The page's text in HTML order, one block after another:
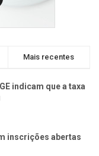
Mais recentes
indicam que a taxa
inscrições abertas